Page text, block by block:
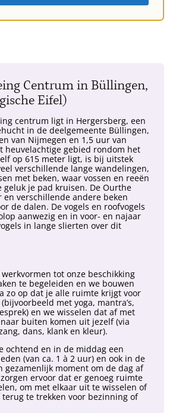
Centrum in Büllingen,
Eifel)
centrum ligt in Hergersberg, een
in de deelgemeente Büllingen,
van Nijmegen en 1,5 uur van
heuvelachtige gebied rondom het
op 615 meter ligt, is bij uitstek
verschillende lange wandelingen,
met beken, waar vossen en reeën
geluk je pad kruisen. De Ourthe
verschillende andere beken
de dalen. De vogels en roofvogels
aanwezig en in voor- en najaar
in lange slierten over dit
tot onze beschikking
te begeleiden en we bouwen
zo op dat je alle ruimte krijgt voor
met yoga, mantra’s,
en we wisselen dat af met
buiten komen uit jezelf (via
dans, klank en kleur).
ochtend en in de middag een
(van ca. 1 à 2 uur) en ook in de
gezamenlijk moment om de dag af
ervoor dat er genoeg ruimte
om met elkaar uit te wisselen of
te trekken voor bezinning of